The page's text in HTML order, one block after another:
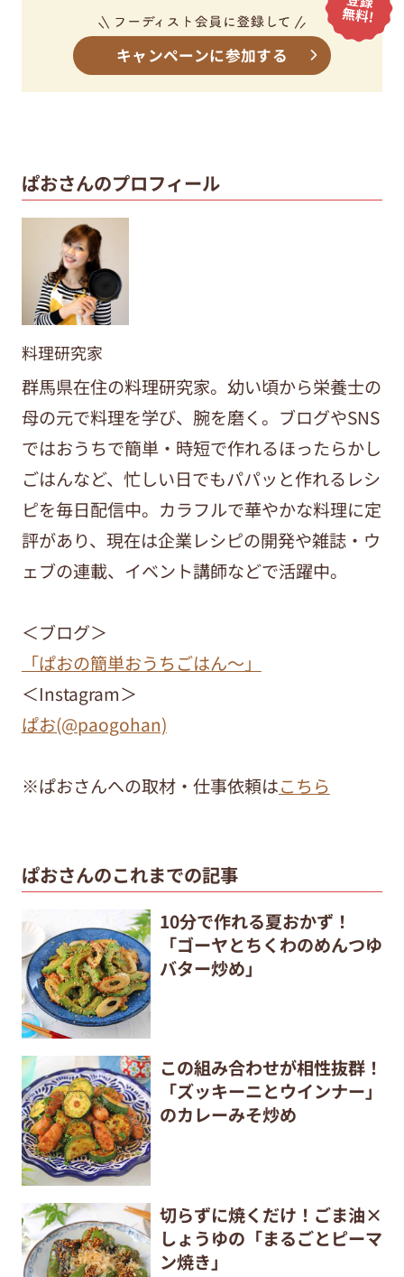
キャンペーンに参加する
ぱおさんのプロフィール
料理研究家
群馬県在住の料理研究家。幼い頃から栄養士の
母の元で料理を学び、腕を磨く。ブログやSNS
ではおうちで簡単・時短で作れるほったらかし
ごはんなど、忙しい日でもパパッと作れるレシ
ピを毎日配信中。カラフルで華やかな料理に定
評があり、現在は企業レシピの開発や雑誌・ウ
ェブの連載、イベント講師などで活躍中。
＜ブログ＞
「ぱおの簡単おうちごはん～」
＜Instagram＞
ぱお(@paogohan)
※ぱおさんへの取材・仕事依頼はこちら
ぱおさんのこれまでの記事
10分で作れる夏おかず！
「ゴーヤとちくわのめんつゆ
バター炒め」
この組み合わせが相性抜群！
「ズッキーニとウインナー」
のカレーみそ炒め
切らずに焼くだけ！ごま油×
しょうゆの「まるごとピーマ
ン焼き」